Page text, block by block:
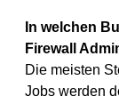
In welchen
Firewall
Die meisten
Jobs werden